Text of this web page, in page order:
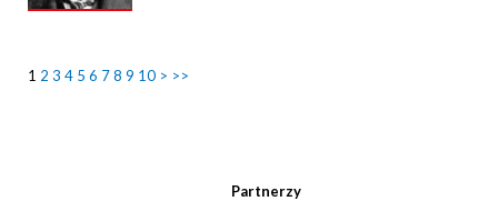
1 2 3 4 5 6 78 9 10 > >>
Partnerzy